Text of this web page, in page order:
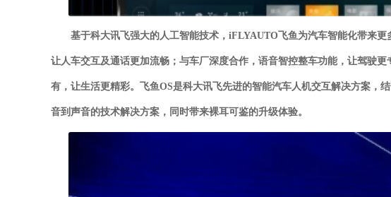
基于科大讯飞强大的人工智能技术，iFLYAUTO飞鱼为汽车智能化带来
让人车交互及通话更加流畅；与车厂深度合作，语音智控整车功能，让驾驶
有，让生活更精彩。飞鱼OS是科大讯飞先进的智能汽车人机交互解决方案，
音到声音的技术解决方案，同时带来裸耳可鉴的升级体验。